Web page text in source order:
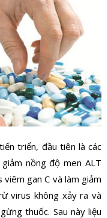
triển, đầu tiên là các
nồng độ men ALT
gan C và làm giảm
virus không xảy ra và
thuốc. Sau này liệu